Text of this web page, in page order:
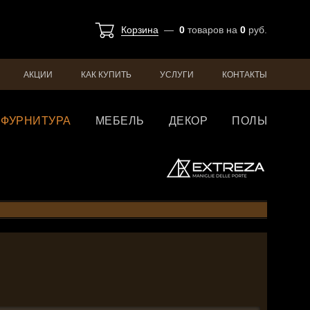
Корзина — 0 товаров на 0 руб.
АКЦИИ КАК КУПИТЬ УСЛУГИ КОНТАКТЫ
ФУРНИТУРА МЕБЕЛЬ ДЕКОР ПОЛЫ